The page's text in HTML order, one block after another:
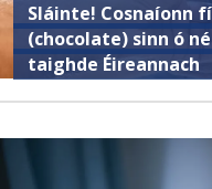
Sláinte! Cosnaíonn
(chocolate) sinn ó
taighde Éireannach